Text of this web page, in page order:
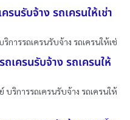
รนรับจ้าง รถเครนให้เช่า
การรถเครนรับจ้าง รถเครนให้เช่
เครนรับจ้าง รถเครนให้
บริการรถเครนรับจ้าง รถเครนให้